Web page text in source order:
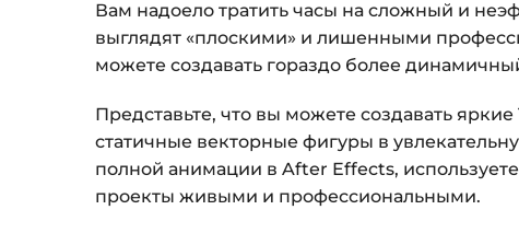
Вам надоело тратить часы на сложный и
выглядят «плоскими» и лишенными
можете создавать гораздо более
Представьте, что вы можете создавать
статичные векторные фигуры в
полной анимации в After Effects,
проекты живыми и профессиональными.